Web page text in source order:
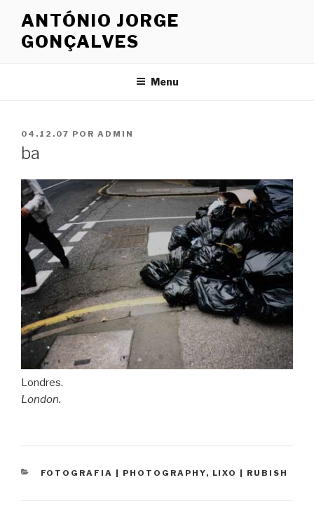
ANTÓNIO JORGE
GONÇALVES
Menu
PUBLICADO
EM
04.12.07 POR ADMIN
ba
Londres.
London.
CATEGORIAS
FOTOGRAFIA | PHOTOGRAPHY, LIXO | RUBISH